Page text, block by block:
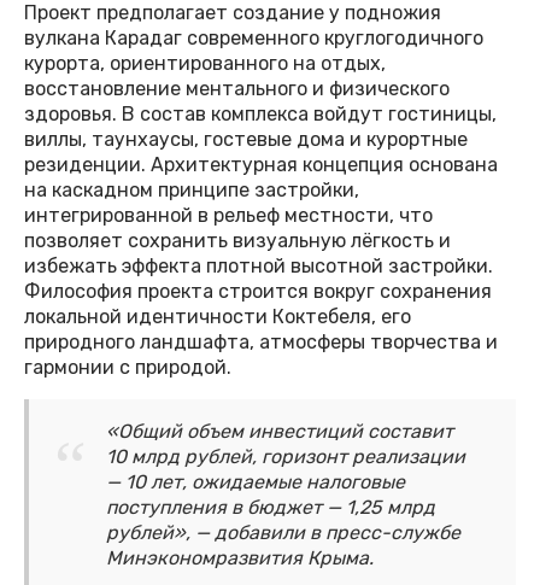
Проект предполагает создание у подножия
вулкана Карадаг современного круглогодичного
курорта, ориентированного на отдых,
восстановление ментального и физического
здоровья. В состав комплекса войдут гостиницы,
виллы, таунхаусы, гостевые дома и курортные
резиденции. Архитектурная концепция основана
на каскадном принципе застройки,
интегрированной в рельеф местности, что
позволяет сохранить визуальную лёгкость и
избежать эффекта плотной высотной застройки.
Философия проекта строится вокруг сохранения
локальной идентичности Коктебеля, его
природного ландшафта, атмосферы творчества и
гармонии с природой.
«Общий объем инвестиций составит
10 млрд рублей, горизонт реализации
— 10 лет, ожидаемые налоговые
поступления в бюджет — 1,25 млрд
рублей», — добавили в пресс-службе
Минэкономразвития Крыма.